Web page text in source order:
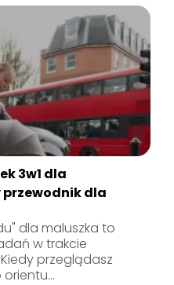
3w1 dla
dla
dla maluszka to
w trakcie
przeglądasz